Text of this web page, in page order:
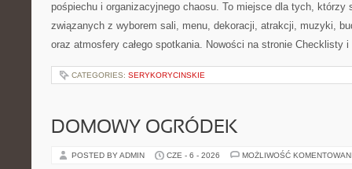
pośpiechu i organizacyjnego chaosu. To miejsce dla tych, którzy
związanych z wyborem sali, menu, dekoracji, atrakcji, muzyki,
oraz atmosfery całego spotkania. Nowości na stronie Checklisty
CATEGORIES: SERYKORYCINSKIE
DOMOWY OGRÓDEK
POSTED BY ADMIN CZE - 6 - 2026 MOŻLIWOŚĆ